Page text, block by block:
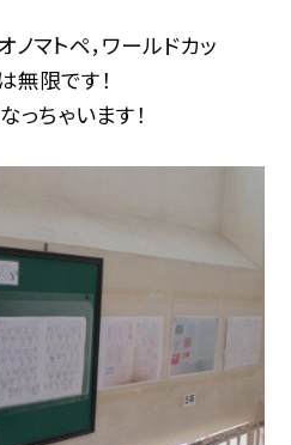
ノマトペ，ワールドカッ
無限です！
っちゃいます！